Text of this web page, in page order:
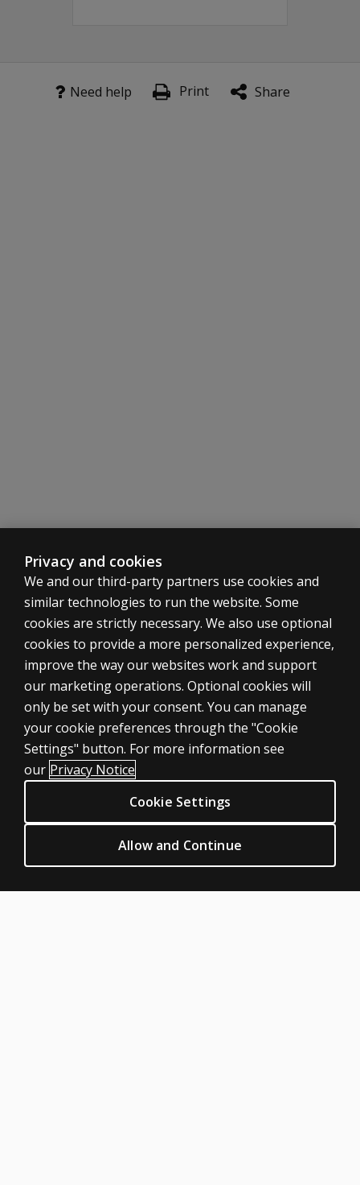
Need help Print Share
ASSESSMENTS
Products
Digital solutions
Featured topics
CLINICAL LEGAL POLICIES
Privacy
Legal policies
Privacy and cookies
We and our third-party partners use cookies and
similar technologies to run the website. Some
cookies are strictly necessary. We also use optional
cookies to provide a more personalized experience,
improve the way our websites work and support
our marketing operations. Optional cookies will
only be set with your consent. You can manage
your cookie preferences through the "Cookie
Settings" button. For more information see
our Privacy Notice
Cookie Settings
Allow and Continue